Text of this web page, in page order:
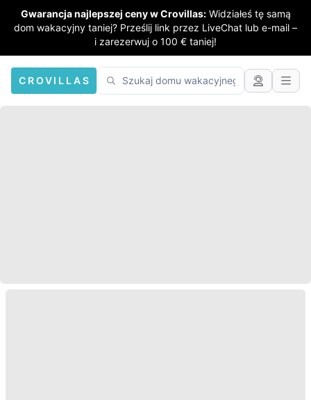
Gwarancja najlepszej ceny w Crovillas: Widziałeś tę samą
dom wakacyjny taniej? Prześlij link przez LiveChat lub e-mail –
i zarezerwuj o 100 € taniej!
CROVILLAS